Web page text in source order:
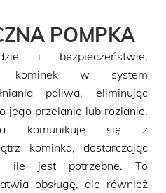
POMPKA
i bezpieczeństwie,
kominek w system
paliwa, eliminując
jego przelanie lub rozlanie.
komunikuje się z
kominka, dostarczając
ile jest potrzebne. To
obsługę, ale również